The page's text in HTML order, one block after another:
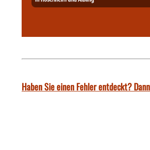
Haben Sie einen Fehler entdeckt?